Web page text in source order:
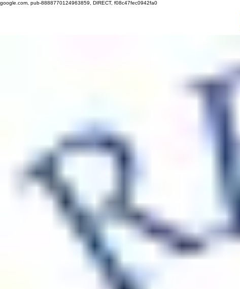
google.com, pub-8888770124963859, DIRECT, f08c47fec0942fa0